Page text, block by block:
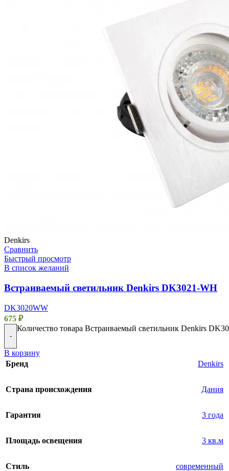
Denkirs
Сравнить
Быстрый просмотр
В список желаний
Встраиваемый светильник Denkirs DK3021-WH
DK3020WW
675 ₽
-
Количество товара Встраиваемый светильник Denkirs
В корзину
Бренд
Denkirs
Страна происхождения Дания
Гарантия 3 года
Площадь освещения 3 кв.м
Стиль современный